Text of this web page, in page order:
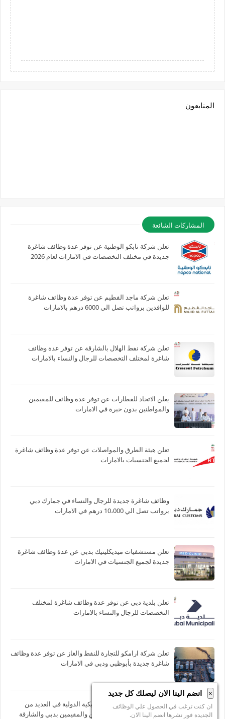
× انضم الينا الان ليصلك كل جديد
ان كنت ترغب في الحصول علي الوظائف
الجديدة فور نشرها انضم الينا الان.
المتابعون
المشاركات الشائعة
تعلن شركة نابكو الوطنية عن توفر عدة وظائف شاغرة
جديدة في مختلف التخصصات في الامارات لعام 2026
تعلن شركة ماجد الفطيم عن توفر عدة وظائف شاغرة
للوافدين برواتب تصل الي 6000 درهم بالامارات
تعلن شركة نفط الهلال بالشارقة عن توفر عدة وظائف
شاغرة لمختلف التخصصات للرجال والنساء بالامارات
يعلن الاتحاد للقطارات عن توفر عدة وظائف للمقيمين
والمواطنين بدون خبرة في الامارات
تعلن هيئة الطرق والمواصلات عن توفر عدة وظائف شاغرة
لجميع الجنسيات بالامارات
وظائف شاغرة جديدة للرجال والنساء في جمارك دبي
برواتب تصل الي 10،000 درهم في الامارات
تعلن مستشفيات ميديكلينيك بدبي عن عدة وظائف شاغرة
جديدة لجميع الجنسيات في الامارات
تعلن بلدية دبي عن توفر عدة وظائف شاغرة لمختلف
التخصصات للرجال والنساء بالامارات
تعلن شركة ارامكو للتجارة للنفط والغاز عن توفر عدة وظائف
شاغرة جديدة بأبوظبي ودبي في الامارات
وظائف مدرسة الشارقة الأمريكية الدولية في العديد من
التخصصات للجنسيين للوافدين والمقيمين بدبي والشارقة